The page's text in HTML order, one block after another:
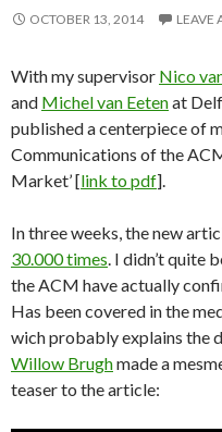
OCTOBER 13, 2014 LEAVE
With my supervisor Nico
and Michel van Eetenat
published a centerpiece of
Communications of the
Market’ [link to pdf].
In three weeks, the new
30.000times . I didn’t
the ACM have actually
Has been covered in the
wich probably explains the
Willow Brughmade a
teaser to the article: